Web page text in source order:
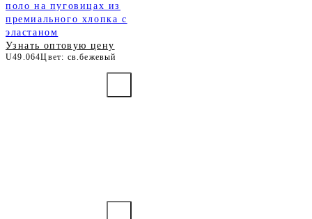
поло на пуговицах из
премиального хлопка с
эластаном
Узнать оптовую цену
U49.064Цвет: св.бежевый